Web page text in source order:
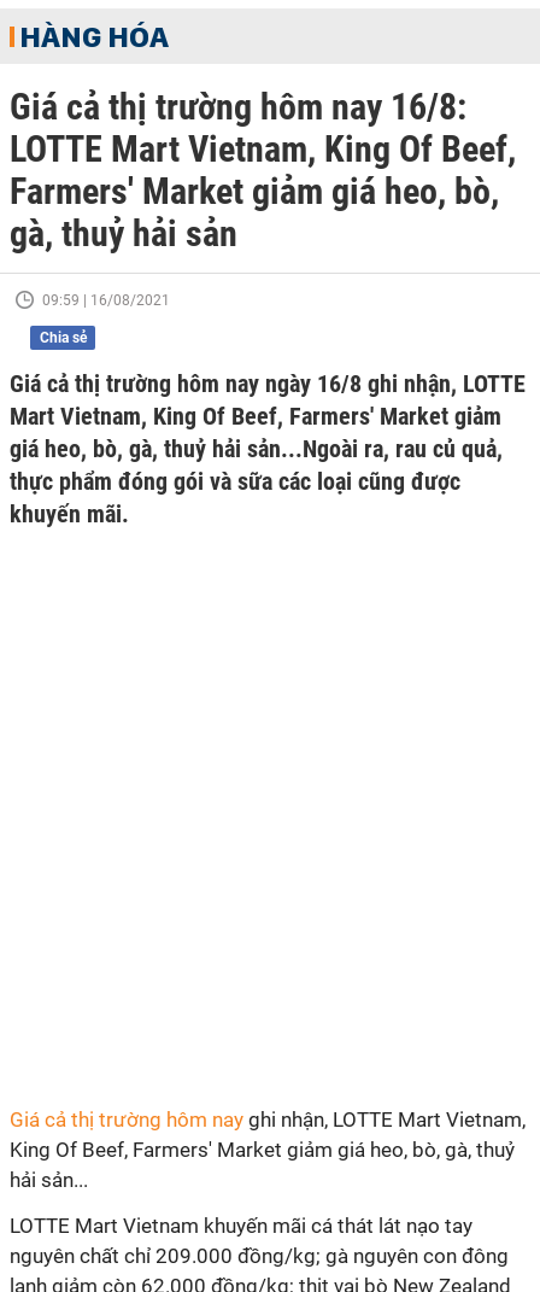
HÀNG HÓA
Giá cả thị trường hôm nay 16/8:
LOTTE Mart Vietnam, King Of Beef,
Farmers' Market giảm giá heo, bò,
gà, thuỷ hải sản
09:59 | 16/08/2021
Chia sẻ
Giá cả thị trường hôm nay ngày 16/8 ghi nhận, LOTTE
Mart Vietnam, King Of Beef, Farmers' Market giảm
giá heo, bò, gà, thuỷ hải sản...Ngoài ra, rau củ quả,
thực phẩm đóng gói và sữa các loại cũng được
khuyến mãi.
Giá cả thị trường hôm nay ghi nhận, LOTTE Mart Vietnam,
King Of Beef, Farmers' Market giảm giá heo, bò, gà, thuỷ
hải sản...
LOTTE Mart Vietnam khuyến mãi cá thát lát nạo tay
nguyên chất chỉ 209.000 đồng/kg; gà nguyên con đông
lạnh giảm còn 62.000 đồng/kg; thịt vai bò New Zealand